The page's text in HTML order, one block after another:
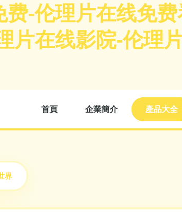
-伦理片在线免
片在线影院-伦理
首頁 企業簡介 產品大全
界